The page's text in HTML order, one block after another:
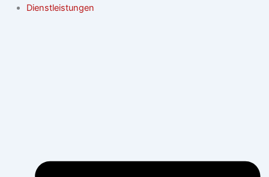
Dienstleistungen